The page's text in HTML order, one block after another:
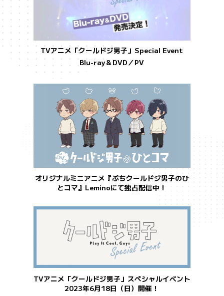
ONAIR
放送・配信情報
STORY
CHARACTER STAFF&CAST
TVアニメ「クールドジ男子」Special Event
Blu-ray＆DVD／PV
オリジナルミニアニメ『ぷちクールドジ男子のひ
とコマ』Leminoにて独占配信中！
TVアニメ「クールドジ男子」スペシャルイベント
2023年6月18日（日）開催！